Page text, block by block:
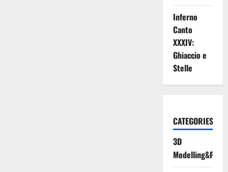
Inferno
Canto
XXXIV:
Ghiaccio e
Stelle
CATEGORIES
3D